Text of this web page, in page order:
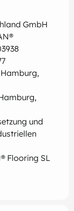
GmbH
Hamburg,
und
Flooring SL